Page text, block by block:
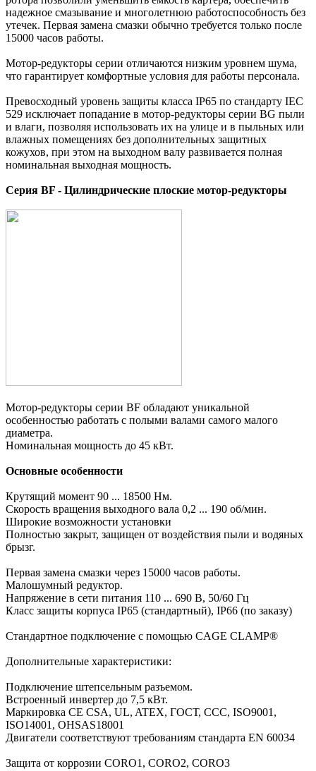
надежное смазывание и многолетнюю работоспособность без
утечек. Первая замена смазки обычно требуется только после
15000 часов работы.
Мотор-редукторы серии отличаются низким уровнем шума,
что гарантирует комфортные условия для работы персонала.
Превосходный уровень защиты класса IP65 по стандарту IEC
529 исключает попадание в мотор-редукторы серии BG пыли
и влаги, позволяя использовать их на улице и в пыльных или
влажных помещениях без дополнительных защитных
кожухов, при этом на выходном валу развивается полная
номинальная выходная мощность.
Серия BF - Цилиндрические плоские мотор-редукторы
Мотор-редукторы серии BF обладают уникальной
особенностью работать с полыми валами самого малого
диаметра.
Номинальная мощность до 45 кВт.
Основные особенности
Крутящий момент 90 ... 18500 Нм.
Скорость вращения выходного вала 0,2 ... 190 об/мин.
Широкие возможности установки
Полностью закрыт, защищен от воздействия пыли и водяных
брызг.
Первая замена смазки через 15000 часов работы.
Малошумный редуктор.
Напряжение в сети питания 110 ... 690 В, 50/60 Гц
Класс защиты корпуса IP65 (стандартный), IP66 (по заказу)
Стандартное подключение с помощью CAGE CLAMP®
Дополнительные характеристики:
Подключение штепсельным разъемом.
Встроенный инвертер до 7,5 кВт.
Маркировка СЕ CSA, UL, ATEX, ГОСТ, CCC, ISO9001,
ISO14001, OHSAS18001
Двигатели соответствуют требованиям стандарта EN 60034
Защита от коррозии CORO1, CORO2, CORO3